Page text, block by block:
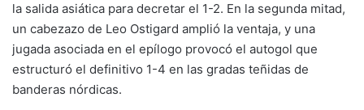
la salida asiática para decretar el 1-2. En la segunda mitad,
un cabezazo de Leo Ostigard amplió la ventaja, y una
jugada asociada en el epílogo provocó el autogol que
estructuró el definitivo 1-4 en las gradas teñidas de
banderas nórdicas.